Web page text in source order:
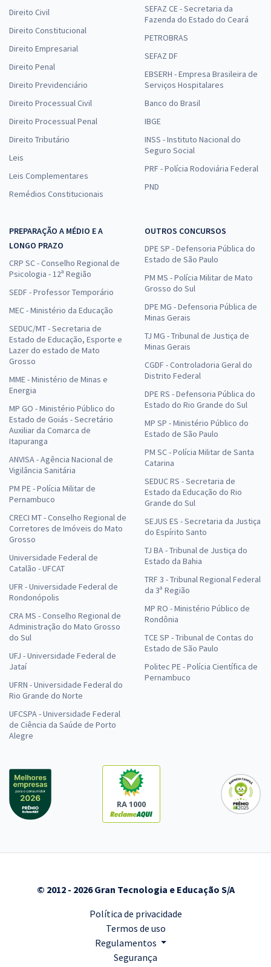
Direito Civil
Direito Constitucional
Direito Empresarial
Direito Penal
Direito Previdenciário
Direito Processual Civil
Direito Processual Penal
Direito Tributário
Leis
Leis Complementares
Remédios Constitucionais
SEFAZ CE - Secretaria da
Fazenda do Estado do Ceará
PETROBRAS
SEFAZ DF
EBSERH - Empresa Brasileira de
Serviços Hospitalares
Banco do Brasil
IBGE
INSS - Instituto Nacional do
Seguro Social
PRF - Polícia Rodoviária Federal
PND
PREPARAÇÃO A MÉDIO E A
LONGO PRAZO
CRP SC - Conselho Regional de
Psicologia - 12ª Região
SEDF - Professor Temporário
MEC - Ministério da Educação
SEDUC/MT - Secretaria de
Estado de Educação, Esporte e
Lazer do estado de Mato
Grosso
MME - Ministério de Minas e
Energia
MP GO - Ministério Público do
Estado de Goiás - Secretário
Auxiliar da Comarca de
Itapuranga
ANVISA - Agência Nacional de
Vigilância Sanitária
PM PE - Polícia Militar de
Pernambuco
CRECI MT - Conselho Regional de
Corretores de Imóveis do Mato
Grosso
Universidade Federal de
Catalão - UFCAT
UFR - Universidade Federal de
Rondonópolis
CRA MS - Conselho Regional de
Administração do Mato Grosso
do Sul
UFJ - Universidade Federal de
Jataí
UFRN - Universidade Federal do
Rio Grande do Norte
UFCSPA - Universidade Federal
de Ciência da Saúde de Porto
Alegre
OUTROS CONCURSOS
DPE SP - Defensoria Pública do
Estado de São Paulo
PM MS - Polícia Militar de Mato
Grosso do Sul
DPE MG - Defensoria Pública de
Minas Gerais
TJ MG - Tribunal de Justiça de
Minas Gerais
CGDF - Controladoria Geral do
Distrito Federal
DPE RS - Defensoria Pública do
Estado do Rio Grande do Sul
MP SP - Ministério Público do
Estado de São Paulo
PM SC - Polícia Militar de Santa
Catarina
SEDUC RS - Secretaria de
Estado da Educação do Rio
Grande do Sul
SEJUS ES - Secretaria da Justiça
do Espírito Santo
TJ BA - Tribunal de Justiça do
Estado da Bahia
TRF 3 - Tribunal Regional Federal
da 3ª Região
MP RO - Ministério Público de
Rondônia
TCE SP - Tribunal de Contas do
Estado de São Paulo
Politec PE - Polícia Científica de
Pernambuco
RA 1000
© 2012 - 2026 Gran Tecnologia e Educação S/A
Política de privacidade
Termos de uso
Regulamentos
Segurança